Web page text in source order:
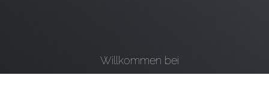
Willkommen bei